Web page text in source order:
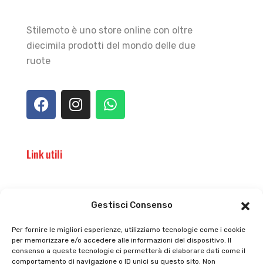
Gestisci Consenso
Per fornire le migliori esperienze, utilizziamo tecnologie come i cookie
per memorizzare e/o accedere alle informazioni del dispositivo. Il
consenso a queste tecnologie ci permetterà di elaborare dati come il
comportamento di navigazione o ID unici su questo sito. Non
Stilemoto è uno store online con oltre
diecimila prodotti del mondo delle due
ruote
Link utili
Privacy policy
Cookie policy
Tutti prodotti
Termini e condizioni